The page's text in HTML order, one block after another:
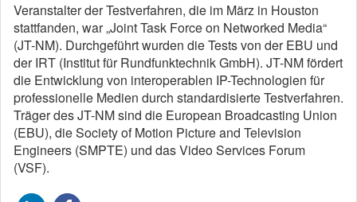
Veranstalter der Testverfahren, die im März in Houston
stattfanden, war „Joint Task Force on Networked Media“
(JT-NM). Durchgeführt wurden die Tests von der EBU und
der IRT (Institut für Rundfunktechnik GmbH). JT-NM fördert
die Entwicklung von interoperablen IP-Technologien für
professionelle Medien durch standardisierte Testverfahren.
Träger des JT-NM sind die European Broadcasting Union
(EBU), die Society of Motion Picture and Television
Engineers (SMPTE) und das Video Services Forum
(VSF).